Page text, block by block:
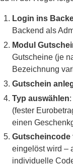
Login ins
Backend als
Modul
Gutscheine (je
Bezeichnung
Gutschein
Typ auswählen
(fester
einen
Gutscheincode
eingelöst wird –
individuelle